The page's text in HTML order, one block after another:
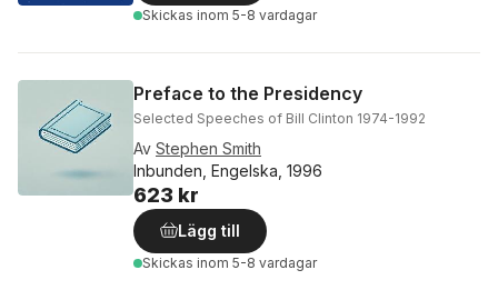
Skickas inom 5-8 vardagar
Preface to the Presidency
Selected Speeches of Bill Clinton 1974-1992
Av Stephen Smith
Inbunden, Engelska, 1996
623 kr
Lägg till
Skickas inom 5-8 vardagar